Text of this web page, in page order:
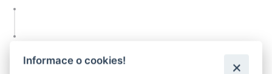
3 MM ŠPIČKA + 4 MM PODPATEK
Informace o cookies!